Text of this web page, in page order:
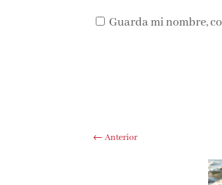
Guarda mi nombre,
←Anterior